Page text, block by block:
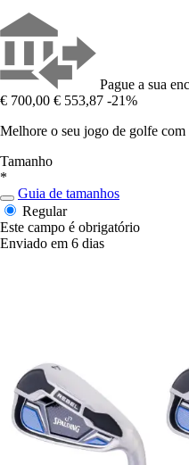
Pague a sua
€ 700,00 € 553,87 -21%
Melhore o seu jogo de golfe com
Tamanho
*
Guia de tamanhos
Regular
Este campo é obrigatório
Enviado em 6 dias